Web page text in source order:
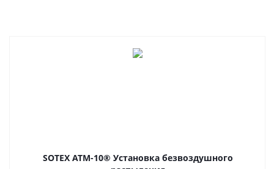
SOTEX ATM-10® Установка безвоздушного